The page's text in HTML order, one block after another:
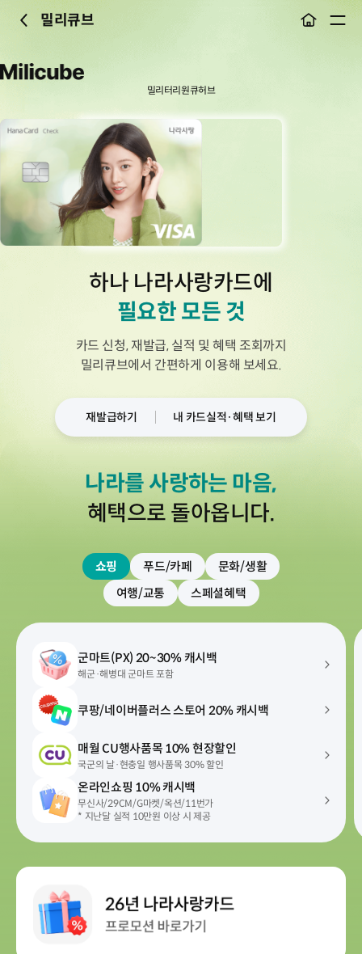
밀리큐브
밀리터리원큐허브
하나 나라사랑카드에
필요한 모든 것
카드 신청, 재발급, 실적 및 혜택 조회까지
밀리큐브에서 간편하게 이용해 보세요.
재발급하기 내 카드실적·혜택 보기
나라를 사랑하는 마음,
혜택으로 돌아옵니다.
쇼핑 푸드/카페
문화/생활
여행/교통
스페셜혜택
군마트(PX) 20~30% 캐시백
해군·해병대 군마트 포함
쿠팡/네이버플러스 스토어 20% 캐시백
매월 CU행사품목 10% 현장할인
국군의 날·현충일 행사품목 30% 할인
온라인쇼핑 10% 캐시백
무신사/29CM/G마켓/옥션/11번가
* 지난달 실적 10만원 이상 시 제공